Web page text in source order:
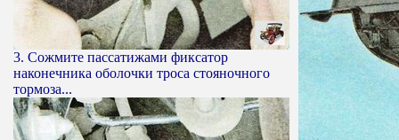
3. Сожмите пассатижами фиксатор
наконечника оболочки троса стояночного
тормоза...